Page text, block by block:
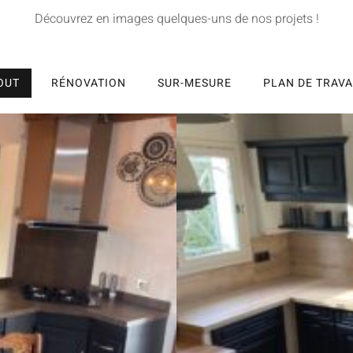
Découvrez en images quelques-uns de nos projets !
RÉNOVATION SUR-MESURE PLAN DE